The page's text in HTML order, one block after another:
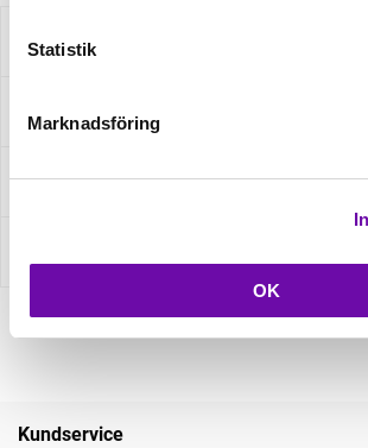
Statistik
Marknadsföring
OK
Beskrivning
Fråga om produkt
Kundservice